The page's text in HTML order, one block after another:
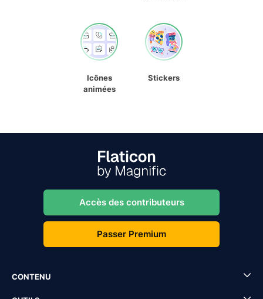
Icônes
animées
Stickers
Accès des contributeurs
Passer Premium
CONTENU